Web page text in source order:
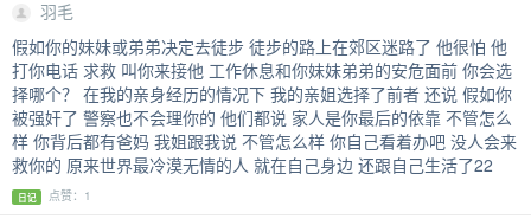
羽毛
假如你的妹妹或弟弟决定去徒步 徒步的路上在郊区迷路了 他很怕 他
打你电话 求救 叫你来接他 工作休息和你妹妹弟弟的安危面前 你会选
择哪个？ 在我的亲身经历的情况下 我的亲姐选择了前者 还说 假如你
被强奸了 警察也不会理你的 他们都说 家人是你最后的依靠 不管怎么
样 你背后都有爸妈 我姐跟我说 不管怎么样 你自己看着办吧 没人会来
救你的 原来世界最冷漠无情的人 就在自己身边 还跟自己生活了22
日记 点赞：1